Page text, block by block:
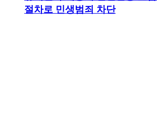
절차로 민생범죄 차단